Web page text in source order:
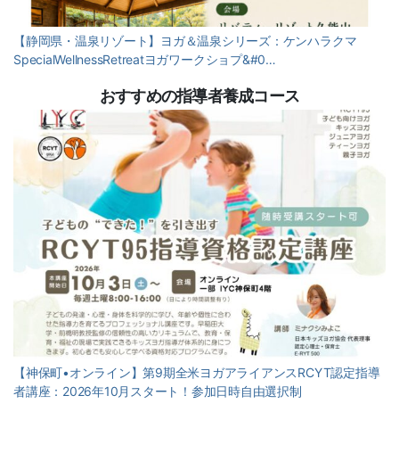
【静岡県・温泉リゾート】ヨガ＆温泉シリーズ：ケンハラクマ
SpecialWellnessRetreatヨガワークショプ&#0…
おすすめの指導者養成コース
【神保町•オンライン】第9期全米ヨガアライアンスRCYT認定指導
者講座：2026年10月スタート！参加日時自由選択制